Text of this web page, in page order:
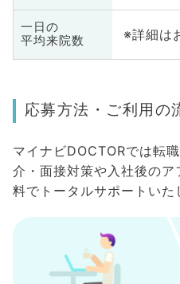
一日の
平均来院数
※詳細は
応募方法・ご利用の
マイナビDOCTORでは転
介・面接対策や入社後の
料でトータルサポートいた